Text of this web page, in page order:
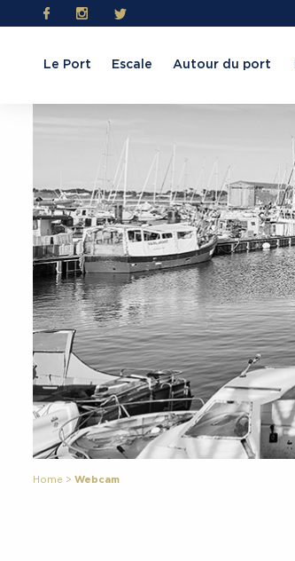
Le Port Escale Autour du port
Home > Webcam